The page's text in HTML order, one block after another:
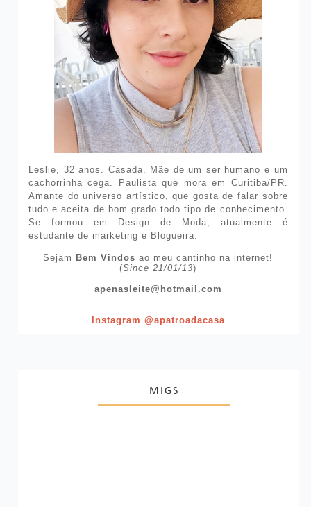
Leslie, 32 anos. Casada. Mãe de um ser humano e um
cachorrinha cega. Paulista que mora em Curitiba/PR.
Amante do universo artístico, que gosta de falar sobre
tudo e aceita de bom grado todo tipo de conhecimento.
Se formou em Design de Moda, atualmente é
estudante de marketing e Blogueira.
Sejam Bem Vindos ao meu cantinho na internet!
(Since 21/01/13)
apenasleite@hotmail.com
Instagram @apatroadacasa
MIGS